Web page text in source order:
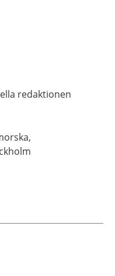
redaktionen